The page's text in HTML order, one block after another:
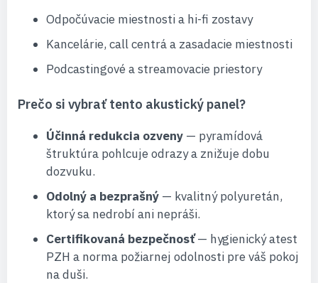
Odpočúvacie miestnosti a hi-fi zostavy
Kancelárie, call centrá a zasadacie miestnosti
Podcastingové a streamovacie priestory
Prečo si vybrať tento akustický panel?
Účinná redukcia ozveny — pyramídová
štruktúra pohlcuje odrazy a znižuje dobu
dozvuku.
Odolný a bezprašný — kvalitný polyuretán,
ktorý sa nedrobí ani nepráši.
Certifikovaná bezpečnosť— hygienický atest
PZH a norma požiarnej odolnosti pre váš pokoj
na duši.